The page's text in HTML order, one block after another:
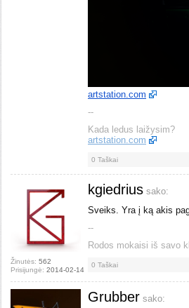
artstation.com
--
Kada ledus laižysim?
artstation.com
0 Taškai
Žinutės: 562
Prisijungė: 2014-02-14
kgiedrius sako:
Sveiks. Yra į ką akis
--
Rodos mokaisi iš savo
0 Taškai
Grubber sako: